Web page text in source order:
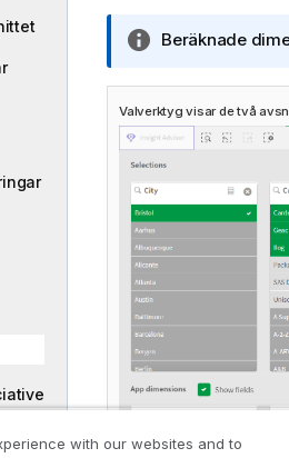
A
t
e
c
k
n
i
g
i
n
o
Beräknade
Valverktyg visar de två
with our websites and to